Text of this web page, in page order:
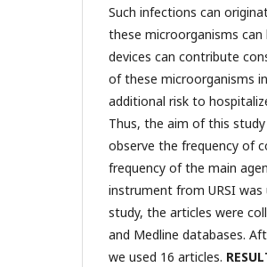
Such infections can
these microorganisms
devices can contribute
of these microorganisms
additional risk to
Thus, the aim of this
observe the frequency of
frequency of the main
instrument from URSI
study, the articles were
and Medline databases.
we used 16 articles.